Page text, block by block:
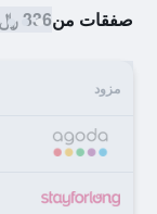
صفقات من336 ﷼
مزود